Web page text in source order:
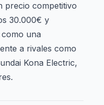
precio competitivo
30.000€ y
una
a rivales como
Kona Electric,